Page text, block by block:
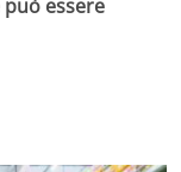
essere